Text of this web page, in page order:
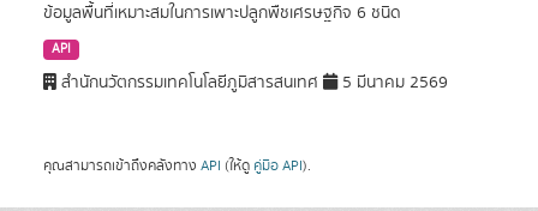
ข้อมูลพื้นที่เหมาะสมในการเพาะปลูกพืชเศรษฐกิจ 6 ชนิด
API
สำนักนวัตกรรมเทคโนโลยีภูมิสารสนเทศ 5 มีนาคม 2569
คุณสามารถเข้าถึงคลังทาง API (ให้ดู คู่มือ API).